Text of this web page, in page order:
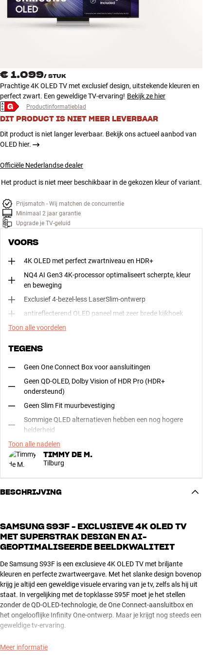
Accessoires
NIEUW
AANBIEDINGEN
Winkels
Klantenservice
Klantenservice
€ 1.099/ STUK
Prachtige 4K OLED TV met exclusief design, uitstekende kleuren en
perfect zwart. Een geweldige TV-ervaring! Bekijk ze hier
Productinformatieblad
DIT PRODUCT IS NIET MEER LEVERBAAR
Dit product is niet langer leverbaar. Bekijk ons actueel aanbod van
OLED hier.
Officiële Nederlandse dealer
Het product is niet meer beschikbaar in de gekozen kleur of variant.
Prijsmatch - Wij matchen de concurrentie
Minimaal 2 jaar garantie
Upgrade je TV-geluid
VOORS
4K OLED met perfect zwartniveau en HDR+
NQ4 AI Gen3 4K-processor optimaliseert scherpte, kleur
en beweging
Exclusief 4-bezel-less LaserSlim-ontwerp
antireflecterend OLED paneel met zeer brede kijkhoek
Toon alle voordelen
TEGENS
Geen One Connect Box voor aansluitingen
Geen QD-OLED, Dolby Vision of HDR Pro (HDR+
ondersteund)
Geen Slim Fit muurbevestiging
Sommige QLED alternatieven hebben een nog hogere
helderheid
Toon alle nadelen
TIMMY DE M.
Tilburg
BESCHRIJVING
SAMSUNG S93F - EXCLUSIEVE 4K OLED TV
MET SUPERSTRAK DESIGN EN AI-
GEOPTIMALISEERDE BEELDKWALITEIT
De Samsung S93F is een exclusieve 4K OLED TV met briljante
kleuren en perfecte zwartweergave. Met het slanke design bovenop
krijg je altijd een geweldige visuele ervaring van je tv, zelfs als hij uit
staat. In vergelijking met de topklasse S95F moet je het stellen
zonder de QD-OLED-technologie, de One Connect-aansluitbox en
het ongelooflijke Infinity One-ontwerp. Maar je krijgt nog steeds een
geweldige tv-ervaring.
Of je nu films, series, sport of games kijkt, je krijgt altijd de best
Meer informatie